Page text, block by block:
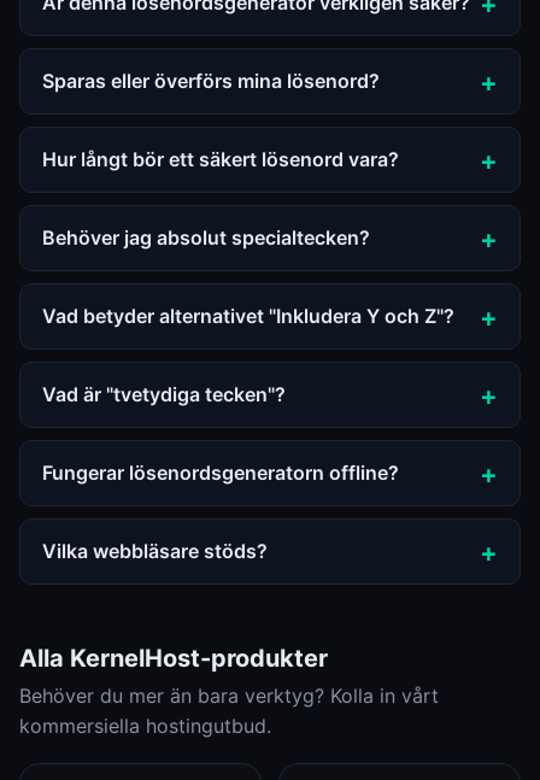
Sparas eller överförs mina lösenord?
Hur långt bör ett säkert lösenord vara?
Behöver jag absolut specialtecken?
Vad betyder alternativet "Inkludera Y och Z"?
Vad är "tvetydiga tecken"?
Fungerar lösenordsgeneratorn offline?
Vilka webbläsare stöds?
Alla KernelHost-produkter
Behöver du mer än bara verktyg? Kolla in vårt
kommersiella hostingutbud.